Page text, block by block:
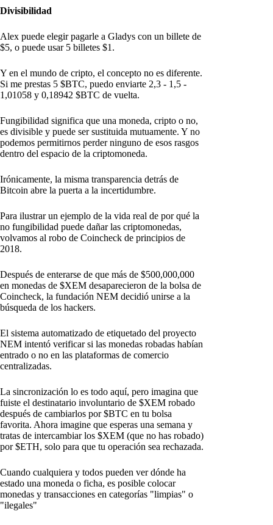
Divisibilidad
Alex puede elegir pagarle a Gladys con un billete de
$5, o puede usar 5 billetes $1.
Y en el mundo de cripto, el concepto no es diferente.
Si me prestas 5 $BTC, puedo enviarte 2,3 - 1,5 -
1,01058 y 0,18942 $BTC de vuelta.
Fungibilidad significa que una moneda, cripto o no,
es divisible y puede ser sustituida mutuamente. Y no
podemos permitirnos perder ninguno de esos rasgos
dentro del espacio de la criptomoneda.
Irónicamente, la misma transparencia detrás de
Bitcoin abre la puerta a la incertidumbre.
Para ilustrar un ejemplo de la vida real de por qué la
no fungibilidad puede dañar las criptomonedas,
volvamos al robo de Coincheck de principios de
2018.
Después de enterarse de que más de $500,000,000
en monedas de $XEM desaparecieron de la bolsa de
Coincheck, la fundación NEM decidió unirse a la
búsqueda de los hackers.
El sistema automatizado de etiquetado del proyecto
NEM intentó verificar si las monedas robadas habían
entrado o no en las plataformas de comercio
centralizadas.
La sincronización lo es todo aquí, pero imagina que
fuiste el destinatario involuntario de $XEM robado
después de cambiarlos por $BTC en tu bolsa
favorita. Ahora imagine que esperas una semana y
tratas de intercambiar los $XEM (que no has robado)
por $ETH, solo para que tu operación sea rechazada.
Cuando cualquiera y todos pueden ver dónde ha
estado una moneda o ficha, es posible colocar
monedas y transacciones en categorías "limpias" o
"ilegales"